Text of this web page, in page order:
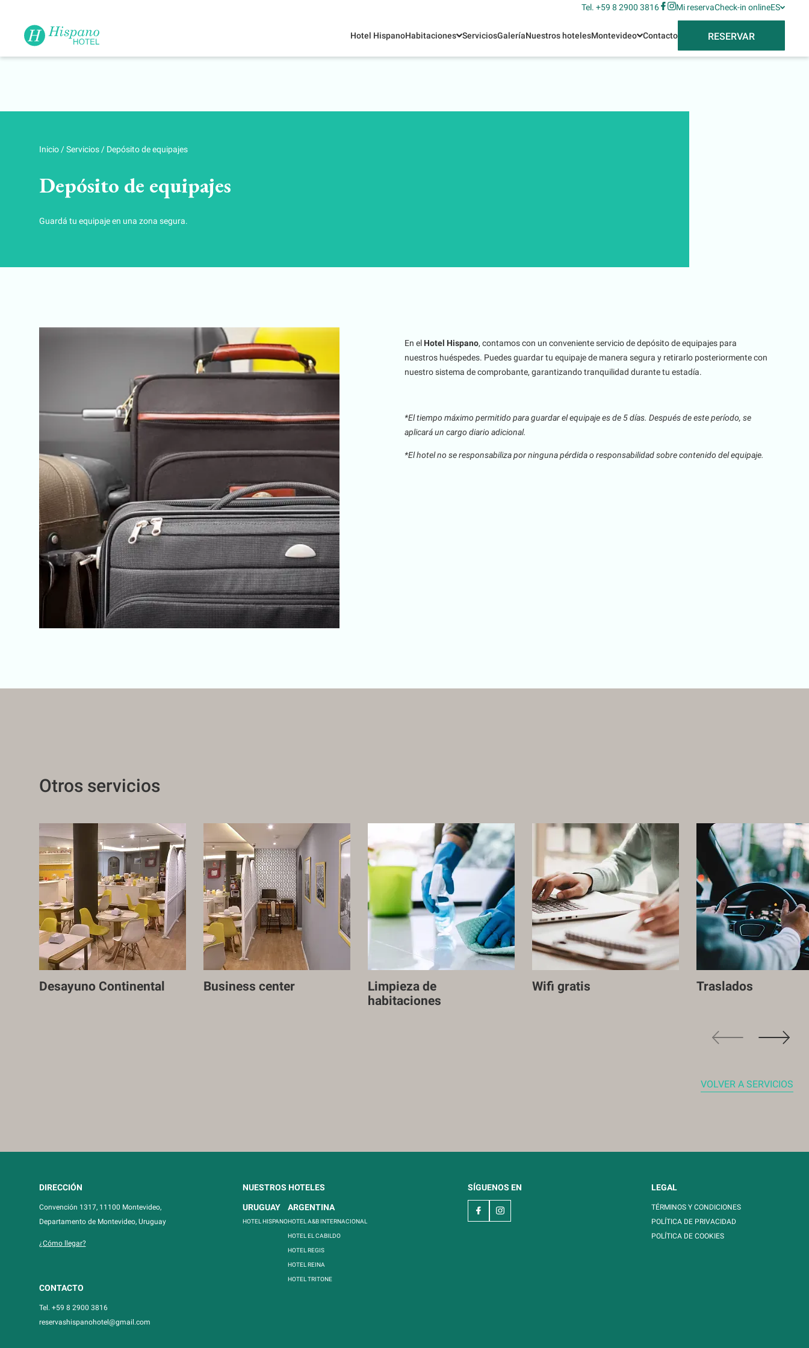
Tel. +59 8 2900 3816 Mi reservaCheck-in onlineES
Hotel HispanoHabitaciones ServiciosGaleríaNuestros hotelesMontevideo Contacto RESERVAR
Inicio /Servicios / Depósito de equipajes
Depósito de equipajes
Guardá tu equipaje en una zona segura.
En el Hotel Hispano, contamos con un conveniente servicio de depósito de equipajes para
nuestros huéspedes. Puedes guardar tu equipaje de manera segura y retirarlo posteriormente con
nuestro sistema de comprobante, garantizando tranquilidad durante tu estadía.
*El tiempo máximo permitido para guardar el equipaje es de 5 días. Después de este período, se
aplicará un cargo diario adicional.
*El hotel no se responsabiliza por ninguna pérdida o responsabilidad sobre contenido del equipaje.
Otros servicios
Desayuno Continental Business center
Limpieza de
habitaciones
Wifi gratis Traslados
VOLVER A SERVICIOS
DIRECCIÓN
Convención 1317, 11100 Montevideo,
Departamento de Montevideo, Uruguay
¿Cómo llegar?
CONTACTO
Tel. +59 8 2900 3816
reservashispanohotel@gmail.com
NUESTROS HOTELES
URUGUAY
HOTEL HISPANO
ARGENTINA
HOTEL A&B INTERNACIONAL
HOTEL EL CABILDO
HOTEL REGIS
HOTEL REINA
HOTEL TRITONE
SÍGUENOS EN LEGAL
TÉRMINOS Y CONDICIONES
POLÍTICA DE PRIVACIDAD
POLÍTICA DE COOKIES